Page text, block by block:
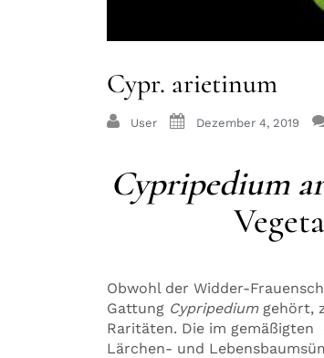
Cypr. arietinum
User Dezember 4, 2019
Cypripedium
Obwohl der Widder-
Gattung Cypripediumgehört,
Raritäten. Die im
Lärchen- und